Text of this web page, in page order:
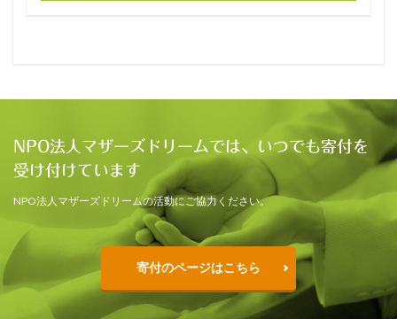
NPO法人マザーズドリームでは、いつでも寄付を
受け付けています
NPO法人マザーズドリームの活動にご協力ください。
寄付のページはこちら